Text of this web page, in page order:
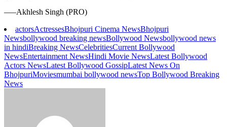
—–Akhlesh Singh (PRO)
actorsActressesBhojpuri Cinema NewsBhojpuri
Newsbollywood breaking newsBollywood Newsbollywood news
in hindiBreaking NewsCelebritiesCurrent Bollywood
NewsEntertainment NewsHindi Movie NewsLatest Bollywood
Actors NewsLatest Bollywood GossipLatest News On
BhojpuriMoviesmumbai bollywood newsTop Bollywood Breaking
News